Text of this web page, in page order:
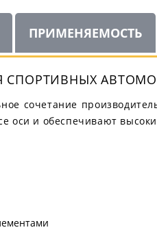
ПРИМЕНЯЕМОСТЬ
СПОРТИВНЫХ
сочетание
и обеспечивают